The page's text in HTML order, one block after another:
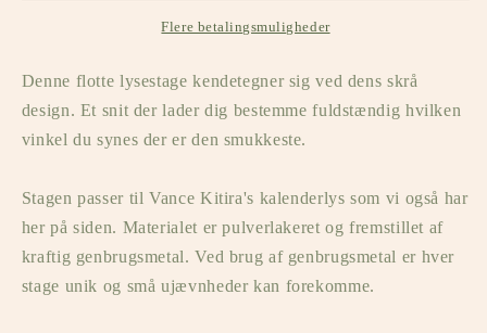
Flere betalingsmuligheder
Denne flotte lysestage kendetegner sig ved dens skrå
design. Et snit der lader dig bestemme fuldstændig hvilken
vinkel du synes der er den smukkeste.
Stagen passer til Vance Kitira's kalenderlys som vi også har
her på siden. Materialet er pulverlakeret og fremstillet af
kraftig genbrugsmetal. Ved brug af genbrugsmetal er hver
stage unik og små ujævnheder kan forekomme.